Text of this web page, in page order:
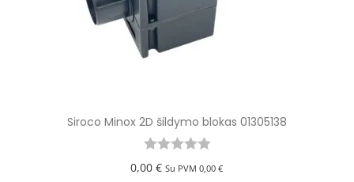
Siroco Minox 2D šildymo blokas 01305138
0,00€ Su PVM0,00€